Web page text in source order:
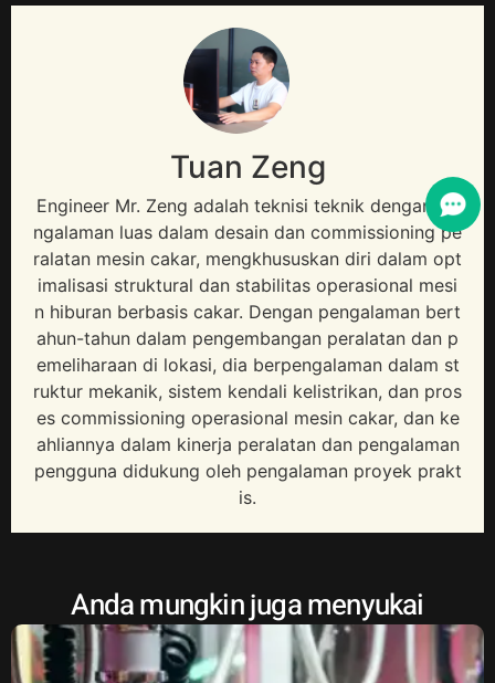
Tuan Zeng
Engineer Mr. Zeng adalah teknisi teknik dengan pe
ngalaman luas dalam desain dan commissioning pe
ralatan mesin cakar, mengkhususkan diri dalam opt
imalisasi struktural dan stabilitas operasional mesi
n hiburan berbasis cakar. Dengan pengalaman bert
ahun-tahun dalam pengembangan peralatan dan p
emeliharaan di lokasi, dia berpengalaman dalam st
ruktur mekanik, sistem kendali kelistrikan, dan pros
es commissioning operasional mesin cakar, dan ke
ahliannya dalam kinerja peralatan dan pengalaman
pengguna didukung oleh pengalaman proyek prakt
is.
Anda mungkin juga menyukai